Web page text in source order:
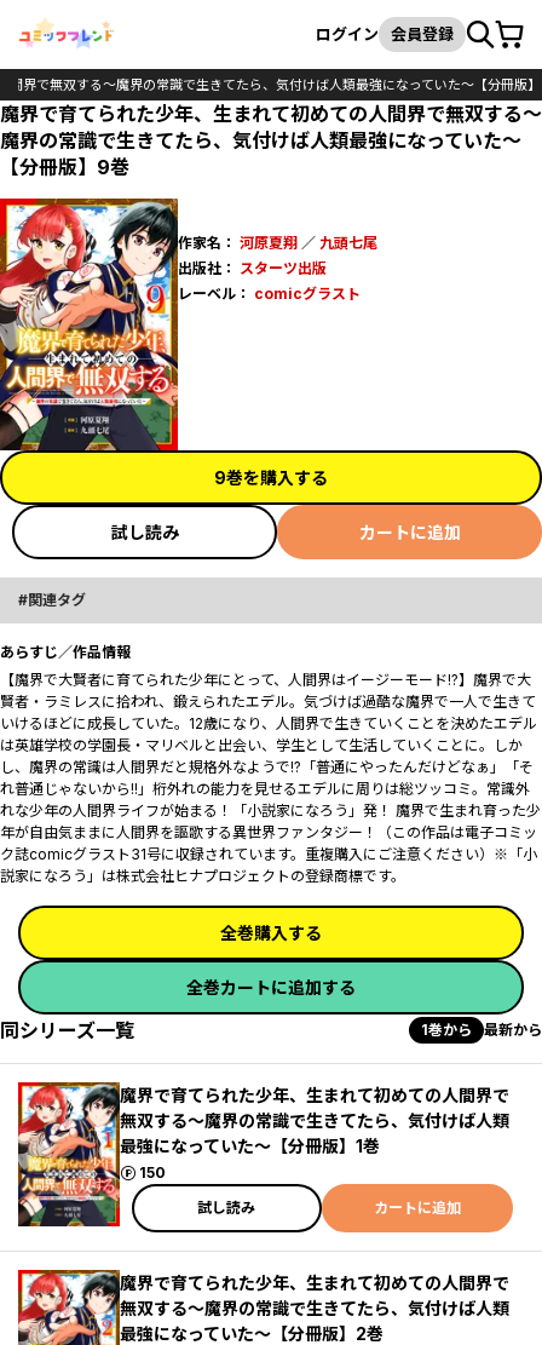
検索
ログイン 会員登録カート
界で無双する～魔界の常識で生きてたら、気付けば人類最強になっていた～【分冊版】
魔界で育てられた少年、生まれて初めての人間界で無双する～
魔界の常識で生きてたら、気付けば人類最強になっていた～
【分冊版】9巻
作家名： 河原夏翔 ／ 九頭七尾
出版社： スターツ出版
レーベル： comicグラスト
9巻を購入する
試し読み カートに追加
関連タグ
あらすじ／作品情報
【魔界で大賢者に育てられた少年にとって、人間界はイージーモード!?】魔界で大
賢者・ラミレスに拾われ、鍛えられたエデル。気づけば過酷な魔界で一人で生きて
いけるほどに成長していた。12歳になり、人間界で生きていくことを決めたエデル
は英雄学校の学園長・マリベルと出会い、学生として生活していくことに。しか
し、魔界の常識は人間界だと規格外なようで――!?「普通にやったんだけどなぁ」「そ
れ普通じゃないから!!」桁外れの能力を見せるエデルに周りは総ツッコミ。常識外
れな少年の人間界ライフが始まる！「小説家になろう」発！ 魔界で生まれ育った少
年が自由気ままに人間界を謳歌する異世界ファンタジー！（この作品は電子コミッ
ク誌comicグラスト31号に収録されています。重複購入にご注意ください）※「小
説家になろう」は株式会社ヒナプロジェクトの登録商標です。
全巻購入する
全巻カートに追加する
同シリーズ一覧 1巻から 最新から
魔界で育てられた少年、生まれて初めての人間界で
無双する～魔界の常識で生きてたら、気付けば人類
最強になっていた～【分冊版】1巻
150
ポイント
試し読み
カートに追加
魔界で育てられた少年、生まれて初めての人間界で
無双する～魔界の常識で生きてたら、気付けば人類
最強になっていた～【分冊版】2巻